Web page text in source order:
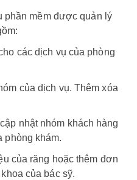
phần mềm được quản lý
các dịch vụ của phòng
của dịch vụ. Thêm xóa
nhật nhóm khách hàng
phòng khám.
của răng hoặc thêm đơn
của bác sỹ.